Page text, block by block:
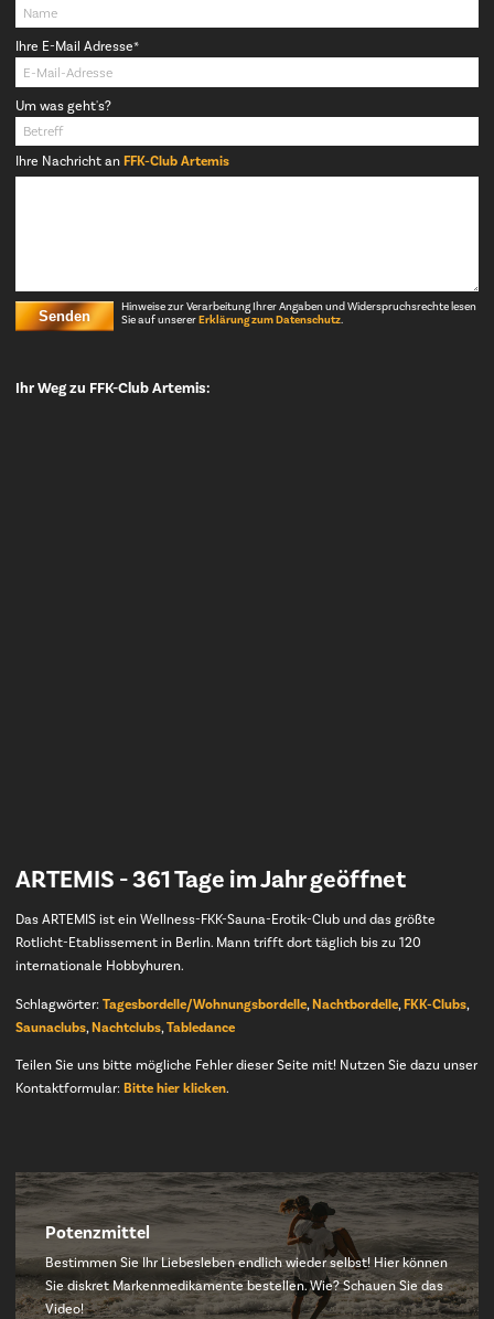
Pflichtfeld
Ihre E-Mail Adresse*
Um was geht's?
Ihre Nachricht anFFK-Club Artemis
Senden
Hinweise zur Verarbeitung Ihrer Angaben und Widerspruchsrechte lesen
Sie auf unsererErklärung zum Datenschutz.
Ihr Weg zu FFK-Club Artemis:
ARTEMIS - 361 Tage im Jahr geöffnet
Das ARTEMIS ist ein Wellness-FKK-Sauna-Erotik-Club und das größte
Rotlicht-Etablissement in Berlin. Mann trifft dort täglich bis zu 120
internationale Hobbyhuren.
Schlagwörter: Tagesbordelle/Wohnungsbordelle,Nachtbordelle,FKK-Clubs,
Saunaclubs,Nachtclubs,Tabledance
Teilen Sie uns bitte mögliche Fehler dieser Seite mit! Nutzen Sie dazu unser
Kontaktformular: Bitte hier klicken.
Potenzmittel
Bestimmen Sie Ihr Liebesleben endlich wieder selbst! Hier können
Sie diskret Markenmedikamente bestellen. Wie? Schauen Sie das
Video!